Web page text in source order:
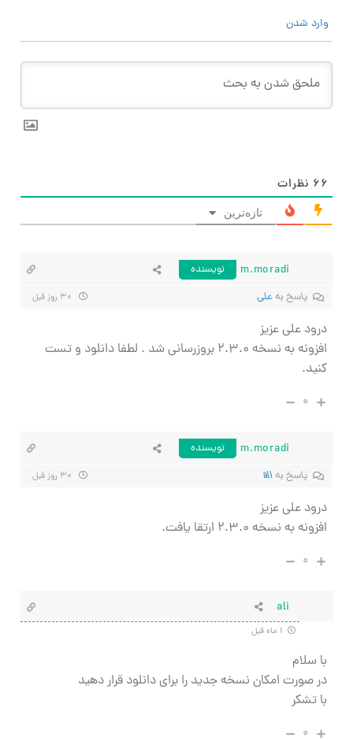
وارد شدن
۶۶ نظرات
تازه‌ترین
m.moradi
نویسنده
پاسخ بهعلی
درود علی عزیز
افزونه به نسخه ۲.۳.۰ بروزرسانی شد . لطفا دانلود و تست
کنید.
۰
m.moradi
نویسنده
پاسخ بهali
درود علی عزیز
افزونه به نسخه ۲.۳.۰ ارتقا یافت.
۰
ali
با سلام
در صورت امکان نسخه جدید را برای دانلود قرار دهید
با تشکر
۰